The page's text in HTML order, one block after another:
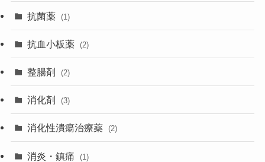
抗菌薬 (1)
抗血小板薬 (2)
整腸剤 (2)
消化剤 (3)
消化性潰瘍治療薬 (2)
消炎・鎮痛 (1)